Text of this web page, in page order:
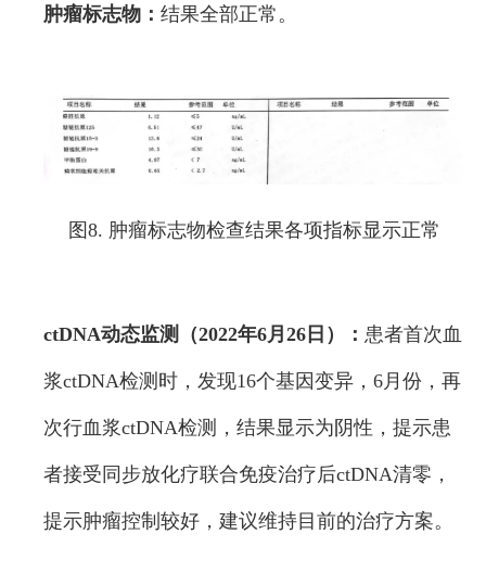
肿瘤标志物： 结果全部正常。
图8. 肿瘤标志物检查结果各项指标显示正常
ctDNA动态监测（2022年6月26日）： 患者首次血
浆ctDNA检测时，发现16个基因变异，6月份，再
次行血浆ctDNA检测，结果显示为阴性，提示患
者接受同步放化疗联合免疫治疗后ctDNA清零，
提示肿瘤控制较好，建议维持目前的治疗方案。